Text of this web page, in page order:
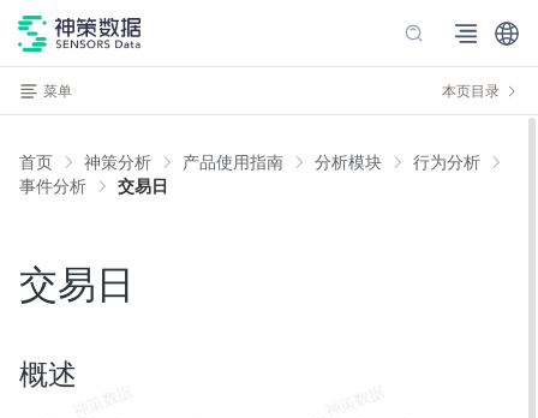
菜单 本页目录
首页 神策分析 产品使用指南 分析模块
行为分析
事件分析
交易日
交易日
概述